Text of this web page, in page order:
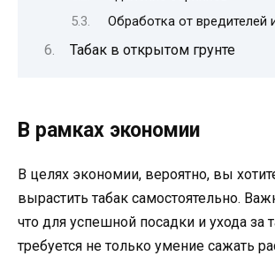
Обработка от вредителей
Табак в открытом грунте
В рамках экономии
В целях экономии, вероятно, вы
вырастить табак самостоятельно.
что для успешной посадки и ухода за
требуется не только умение сажать